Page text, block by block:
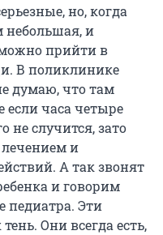
но, когда
небольшая, и
прийти в
В поликлинике
думаю, что там
если часа четыре
не случится, зато
и
А так звонят
и говорим
педиатра. Эти
Они всегда есть,